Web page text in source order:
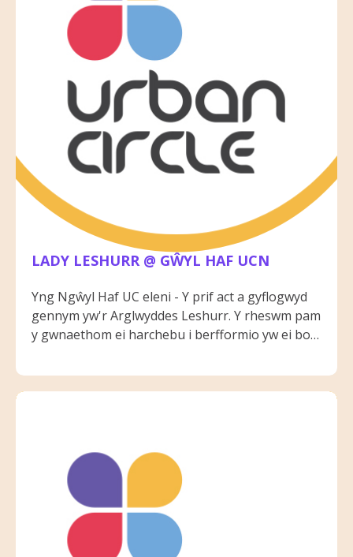
LADY LESHURR @ GŴYL HAF UCN
Yng Ngŵyl Haf UC eleni - Y prif act a gyflogwyd
gennym yw'r Arglwyddes Leshurr. Y rheswm pam
y gwnaethom ei harchebu i berfformio yw ei bod
bobl ifanc sy'n ceisio cyflawni eu nodau, yn
enwedig y rhai mewn sefyllfa anodd.